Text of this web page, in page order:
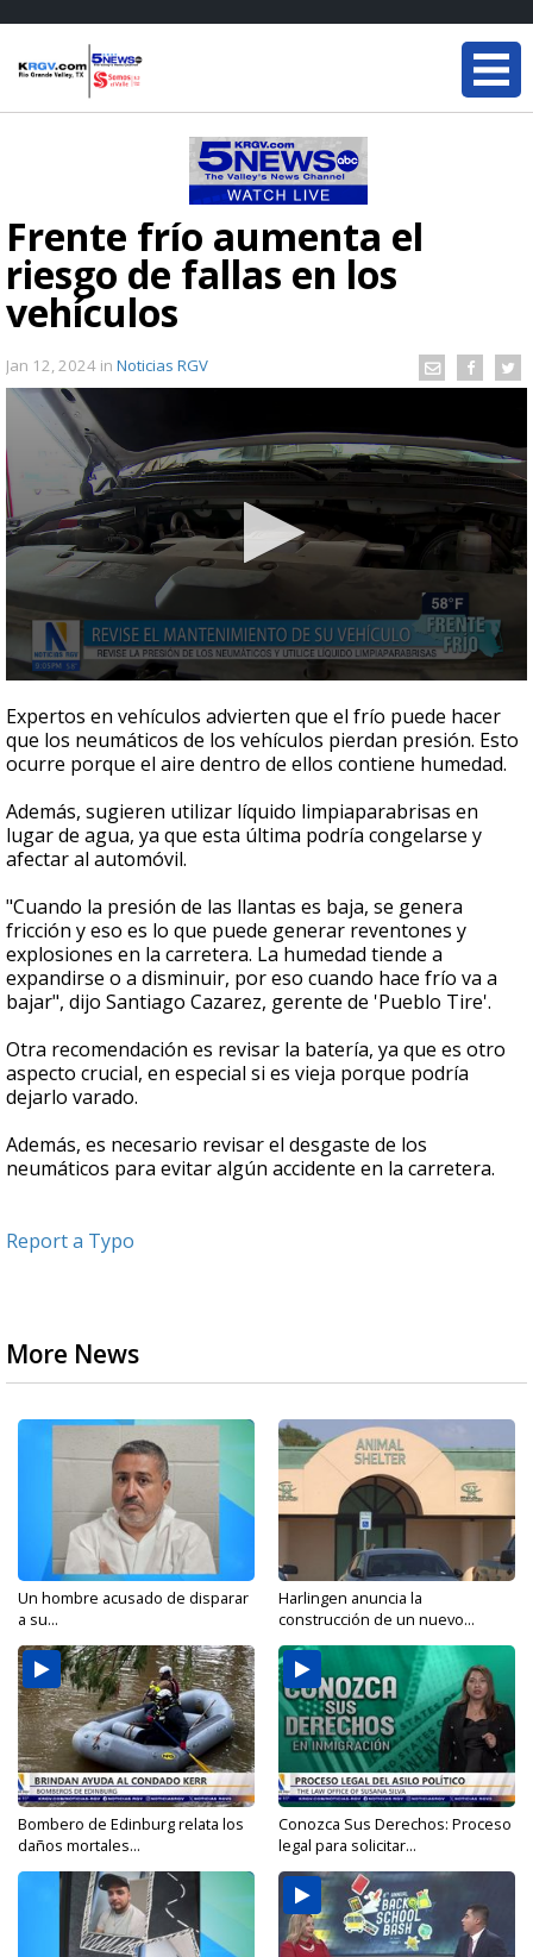
Frente frío aumenta el
riesgo de fallas en los
vehículos
Jan 12, 2024 in Noticias RGV
seconds
of
57
seconds
Expertos en vehículos advierten que el frío puede hacer
que los neumáticos de los vehículos pierdan presión. Esto
ocurre porque el aire dentro de ellos contiene humedad.
Además, sugieren utilizar líquido limpiaparabrisas en
lugar de agua, ya que esta última podría congelarse y
afectar al automóvil.
"Cuando la presión de las llantas es baja, se genera
fricción y eso es lo que puede generar reventones y
explosiones en la carretera. La humedad tiende a
expandirse o a disminuir, por eso cuando hace frío va a
bajar", dijo Santiago Cazarez, gerente de 'Pueblo Tire'.
Otra recomendación es revisar la batería, ya que es otro
aspecto crucial, en especial si es vieja porque podría
dejarlo varado.
Además, es necesario revisar el desgaste de los
neumáticos para evitar algún accidente en la carretera.
Report a Typo
More News
Un hombre acusado de disparar
a su...
Harlingen anuncia la
construcción de un nuevo...
Bombero de Edinburg relata los
daños mortales...
Conozca Sus Derechos: Proceso
legal para solicitar...